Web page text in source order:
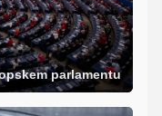
parlamentu